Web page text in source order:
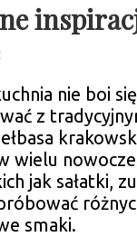
nie boi się
z
wielu
jak sałatki,
smaki.